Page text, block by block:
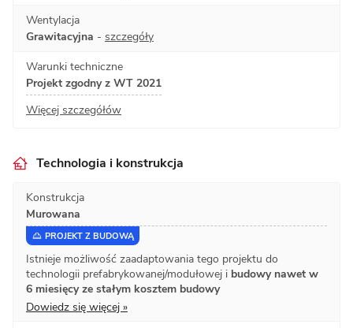
Wentylacja
Grawitacyjna - szczegóły
Warunki techniczne
Projekt zgodny z WT 2021
Więcej szczegółów
Technologia i konstrukcja
Konstrukcja
Murowana
PROJEKT Z BUDOWĄ
Istnieje możliwość zaadaptowania tego projektu do
technologii prefabrykowanej/modułowej i budowy nawet w
6 miesięcy ze stałym kosztem budowy
Dowiedz się więcej »